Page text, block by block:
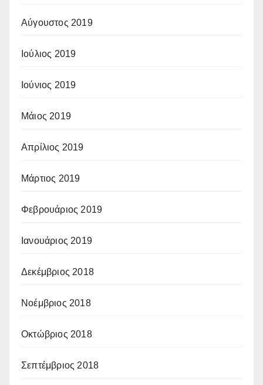
Αύγουστος 2019
Ιούλιος 2019
Ιούνιος 2019
Μάιος 2019
Απρίλιος 2019
Μάρτιος 2019
Φεβρουάριος 2019
Ιανουάριος 2019
Δεκέμβριος 2018
Νοέμβριος 2018
Οκτώβριος 2018
Σεπτέμβριος 2018